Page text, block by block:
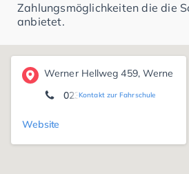
Zahlungsmöglichkeiten die die
anbietet.
Werner Hellweg 459, Werne
Kontakt zur Fahrschule
0234/92723500
Website